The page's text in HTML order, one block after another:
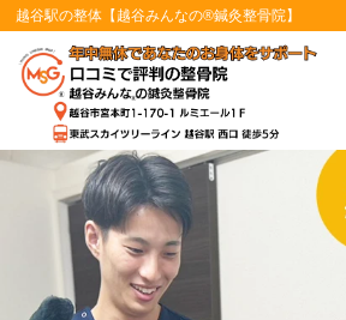
越谷駅の整体【越谷みんなの®鍼灸整骨院】